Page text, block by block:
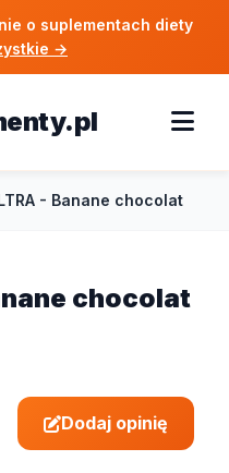
o suplementach diety
→
- Banane chocolat
chocolat
Dodaj opinię